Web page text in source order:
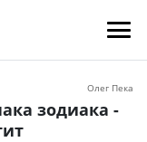
Олег Пека
зодиака -